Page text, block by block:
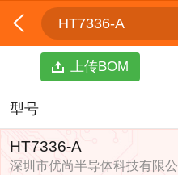
HT7336-A
上传BOM
型号
HT7336-A
深圳市优尚半导体科技有限公